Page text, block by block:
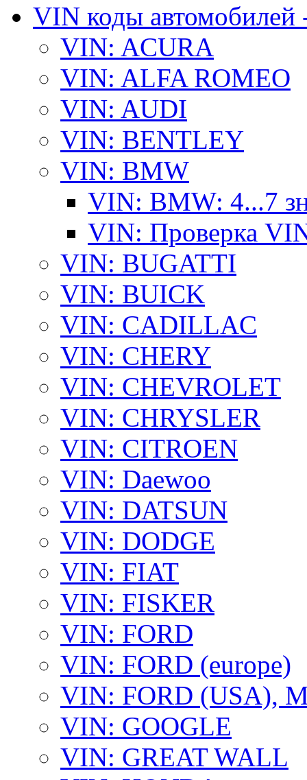
VIN коды автомобилей
VIN: ACURA
VIN: ALFA ROMEO
VIN: AUDI
VIN: BENTLEY
VIN: BMW
VIN: BMW: 4...7
VIN: Проверка
VIN: BUGATTI
VIN: BUICK
VIN: CADILLAC
VIN: CHERY
VIN: CHEVROLET
VIN: CHRYSLER
VIN: CITROEN
VIN: Daewoo
VIN: DATSUN
VIN: DODGE
VIN: FIAT
VIN: FISKER
VIN: FORD
VIN: FORD (europe)
VIN: FORD (USA),
VIN: GOOGLE
VIN: GREAT WALL